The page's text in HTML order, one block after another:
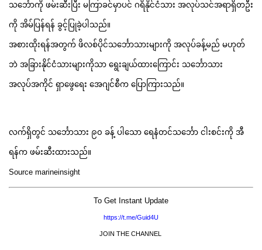
သင်္ဘောကို ဖမ်းဆီးပြီး မကြာခင်မှာပင် ဂရိနိုင်ငံသား အလုပ်သင်အရာရှိတဦး
ကို အိမ်ပြန်ရန် ခွင့်ပြုခဲ့ပါသည်။
အစားထိုးရန်အတွက် ဖိလစ်ပိုင်သင်္ဘောသားများကို အလုပ်ခန့်မည် မဟုတ်
ဘဲ အခြားနိုင်ငံသားများကိုသာ ရွေးချယ်ထားကြောင်း သင်္ဘောသား
အလုပ်အကိုင် ရှာဖွေရေး အေဂျင်စီက ပြောကြားသည်။
လက်ရှိတွင် သင်္ဘောသား ၉၀ ခန့် ပါသော ရေနံတင်သင်္ဘော ငါးစင်းကို အီ
ရန်က ဖမ်းဆီးထားသည်။
Source marineinsight
To Get Instant Update
https://t.me/Guid4U
JOIN THE CHANNEL